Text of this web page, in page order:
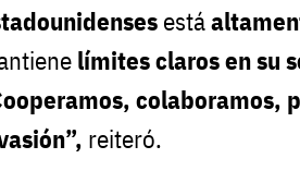
está
límites claros en su
colaboramos,
reiteró.